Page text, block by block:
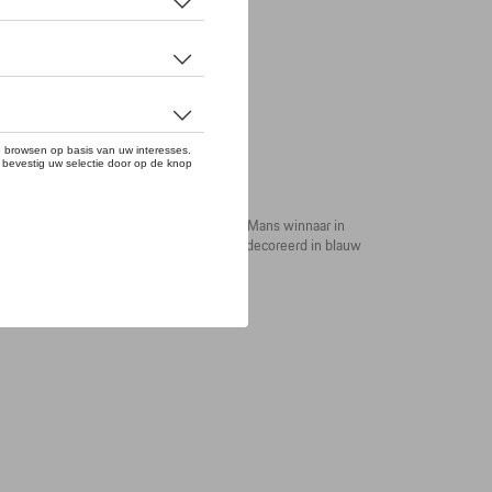
956 Rothmans, de 24uur van Le Mans winnaar in
De schouders en bovenarm zijn gedecoreerd in blauw